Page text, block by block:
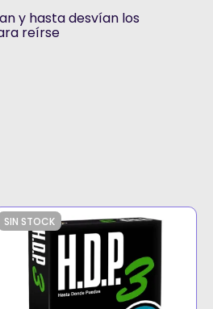
y hasta desvían los
reírse
SIN STOCK